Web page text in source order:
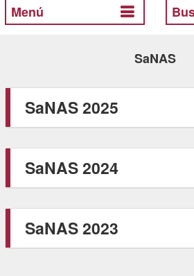
Menú
SaNAS
SaNAS 2025
SaNAS 2024
SaNAS 2023